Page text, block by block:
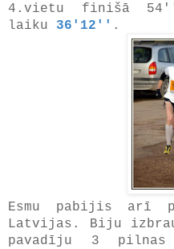
4.vietu finišā
laiku 36'12'' .
Esmu pabijis arī
Latvijas. Biju
pavadīju 3